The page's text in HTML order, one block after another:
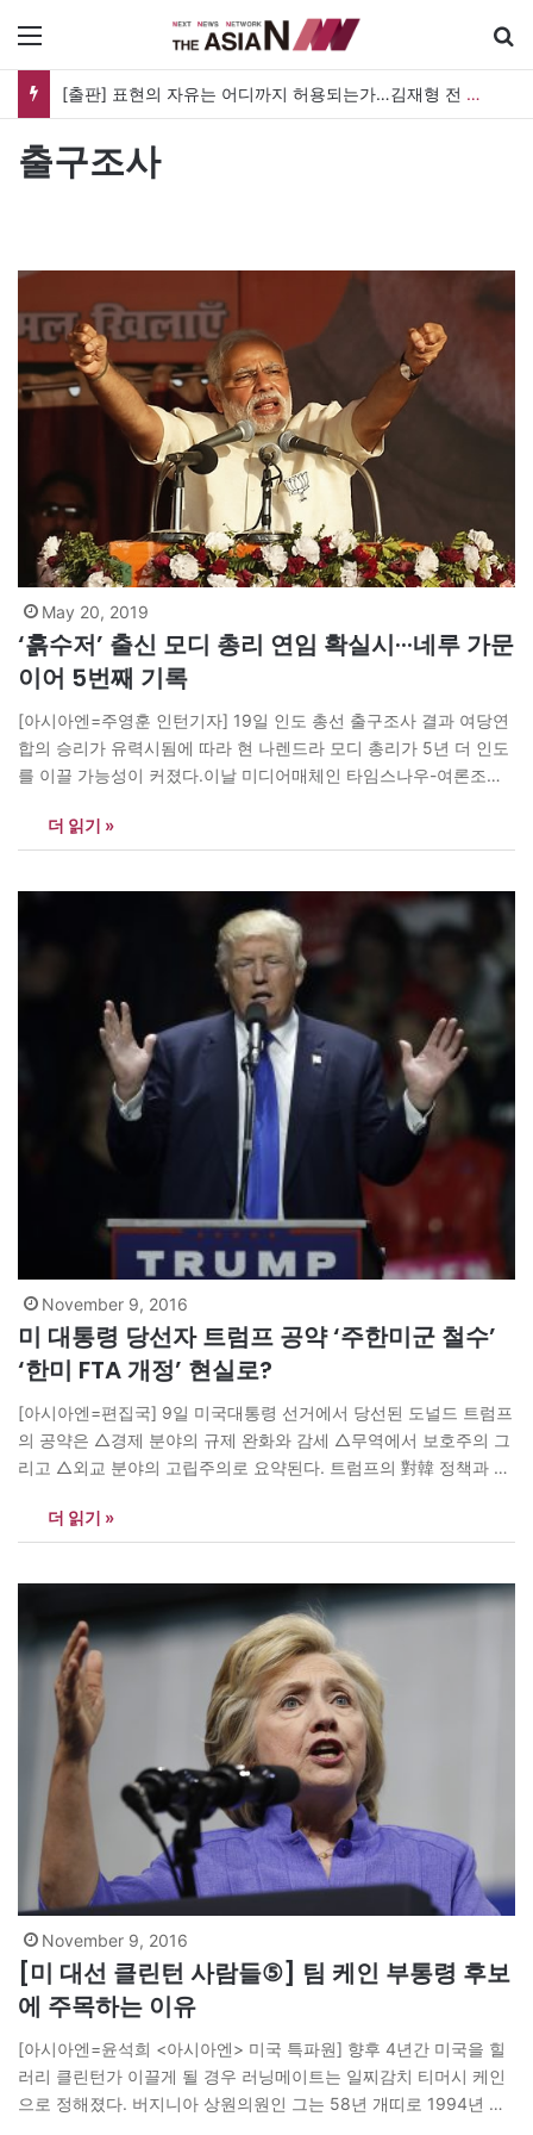
[출판] 표현의 자유는 어디까지 허용되는가…김재형 전 대법관 ‘언론과 인격권’
출구조사
May 20, 2019
‘흙수저’ 출신 모디 총리 연임 확실시···네루 가문
이어 5번째 기록
[아시아엔=주영훈 인턴기자] 19일 인도 총선 출구조사 결과 여당연
합의 승리가 유력시됨에 따라 현 나렌드라 모디 총리가 5년 더 인도
를 이끌 가능성이 커졌다.이날 미디어매체인 타임스나우-여론조사
(BJP)이 이끄는 정당연합 국민민주연합(NDA)은 연방하원 543석
가운데 절반(272석)을 훌쩍 넘어 압승을 거둘 것이 확실시된다. 출
더 읽기 »
November 9, 2016
미 대통령 당선자 트럼프 공약 ‘주한미군 철수’
‘한미 FTA 개정’ 현실로?
[아시아엔=편집국] 9일 미국대통령 선거에서 당선된 도널드 트럼프
의 공약은 △경제 분야의 규제 완화와 감세 △무역에서 보호주의 그
리고 △외교 분야의 고립주의로 요약된다. 트럼프의 對韓 정책과 관
비판하며 전면 개정을 주장하고 있다. 한미 FTA 개정이 현실화되면
한국경제는 치명타를 입을 우려가 크다. 트럼프는 특히 한국의 방위
더 읽기 »
November 9, 2016
[미 대선 클린턴 사람들⑤] 팀 케인 부통령 후보
에 주목하는 이유
[아시아엔=윤석희 <아시아엔> 미국 특파원] 향후 4년간 미국을 힐
러리 클린턴가 이끌게 될 경우 러닝메이트는 일찌감치 티머시 케인
으로 정해졌다. 버지니아 상원의원인 그는 58년 개띠로 1994년 리